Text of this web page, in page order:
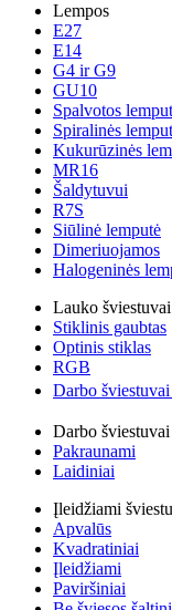
Lempos
E27
E14
G4 ir G9
GU10
Spalvotos
Spiralinės
Kukurūzinės
MR16
Šaldytuvui
R7S
Siūlinė lemputė
Dimeriuojamos
Halogeninės
Lauko šviestuvai
Stiklinis gaubtas
Optinis stiklas
RGB
Darbo šviestuvai
Darbo šviestuvai
Pakraunami
Laidiniai
Įleidžiami
Apvalūs
Kvadratiniai
Įleidžiami
Paviršiniai